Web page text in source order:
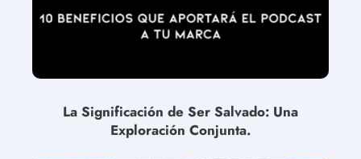
La Significación de Ser Salvado: Una
Exploración Conjunta.